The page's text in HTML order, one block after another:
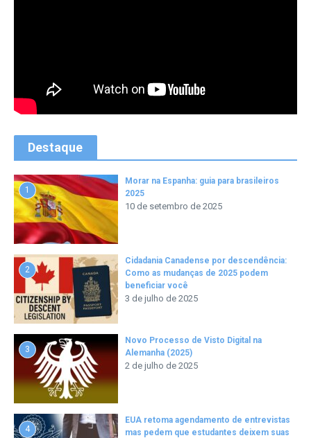
Destaque
1
Morar na Espanha: guia para brasileiros
2025
10 de setembro de 2025
2
Cidadania Canadense por descendência:
Como as mudanças de 2025 podem
beneficiar você
3 de julho de 2025
3
Novo Processo de Visto Digital na
Alemanha (2025)
2 de julho de 2025
4
EUA retoma agendamento de entrevistas
mas pedem que estudantes deixem suas